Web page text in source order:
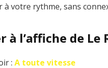
à votre rythme, sans
l’affiche de Le
:A toute vitesse